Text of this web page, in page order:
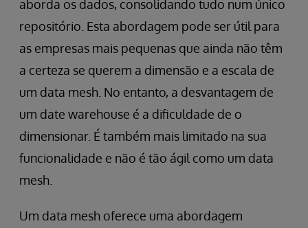
aborda os dados, consolidando tudo num único
repositório. Esta abordagem pode ser útil para
as empresas mais pequenas que ainda não têm
a certeza se querem a dimensão e a escala de
um data mesh. No entanto, a desvantagem de
um date warehouse é a dificuldade de o
dimensionar. É também mais limitado na sua
funcionalidade e não é tão ágil como um data
mesh.
Um data mesh oferece uma abordagem